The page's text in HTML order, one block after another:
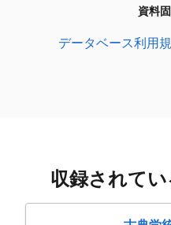
資料
データベース利用
収録されて